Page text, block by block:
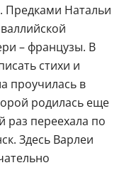
Предками Натальи
– французы. В
стихи и
проучилась в
родилась еще
раз переехала по
Здесь Варлеи